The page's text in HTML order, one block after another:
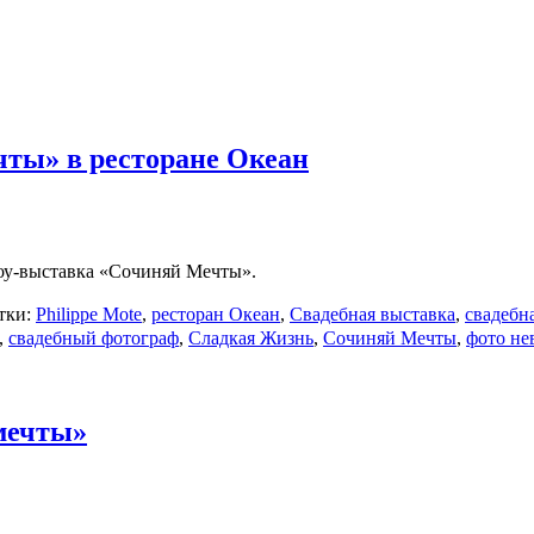
в ресторане Океан
выставка «Сочиняй Мечты».
Philippe Mote, ресторан Океан, Свадебная выставка,
, свадебный фотограф, Сладкая Жизнь, Сочиняй Мечты, фото